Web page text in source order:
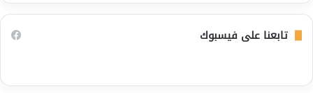
تابعنا على فيسبوك